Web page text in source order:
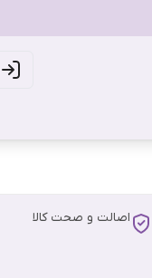
اصالت و صحت کالا